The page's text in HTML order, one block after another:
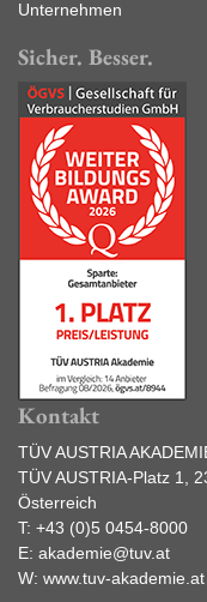
Unternehmen
Sicher. Besser.
Kontakt
TÜV AUSTRIA
TÜV AUSTRIA-Platz 1,
Österreich
T: +43 (0)5 0454-8000
E: akademie@tuv.at
W: www.tuv-akademie.at